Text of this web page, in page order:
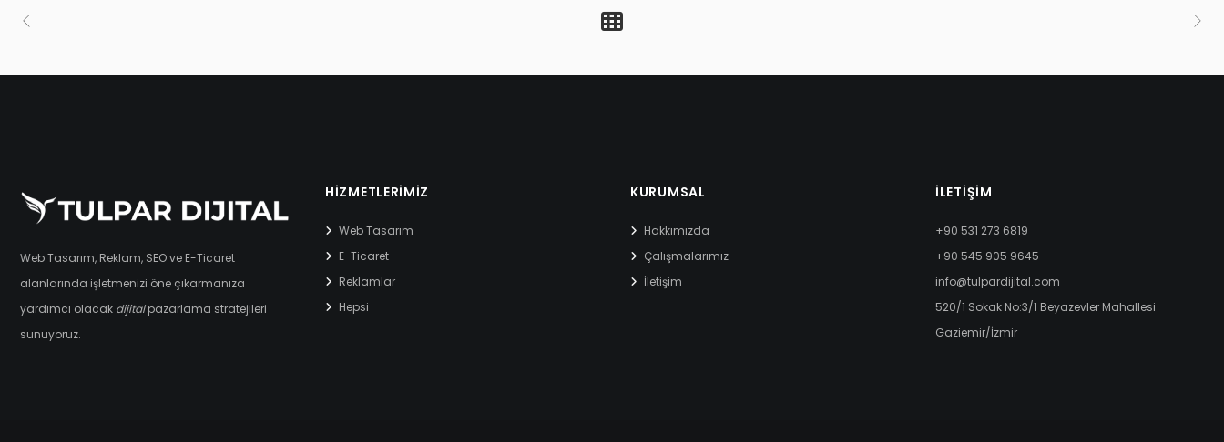
Web Tasarım, Reklam, SEO ve E-Ticaret
alanlarında işletmenizi öne çıkarmanıza
yardımcı olacak dijitalpazarlama stratejileri
sunuyoruz.
HIZMETLERIMIZ
Web Tasarım
E-Ticaret
Reklamlar
Hepsi
KURUMSAL
Hakkımızda
Çalışmalarımız
İletişim
İLETIŞIM
+90 531 273 6819
+90 545 905 9645
info@tulpardijital.com
520/1 Sokak No:3/1 Beyazevler Mahallesi
Gaziemir/İzmir